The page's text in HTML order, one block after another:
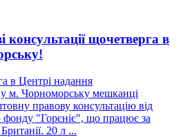
консультації щочетверга в
в Центрі надання
у м. Чорноморську мешканці
правову консультацію від
фонду "Горєніє", що працює за
20 л ...